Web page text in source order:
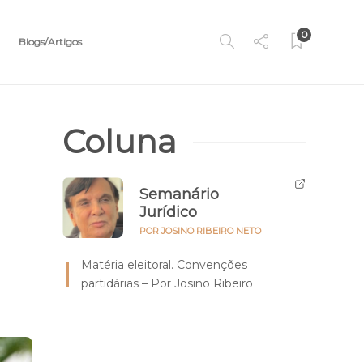
Blogs/Artigos
0
Coluna
Semanário
Jurídico
POR JOSINO RIBEIRO NETO
Matéria eleitoral. Convenções
partidárias – Por Josino Ribeiro